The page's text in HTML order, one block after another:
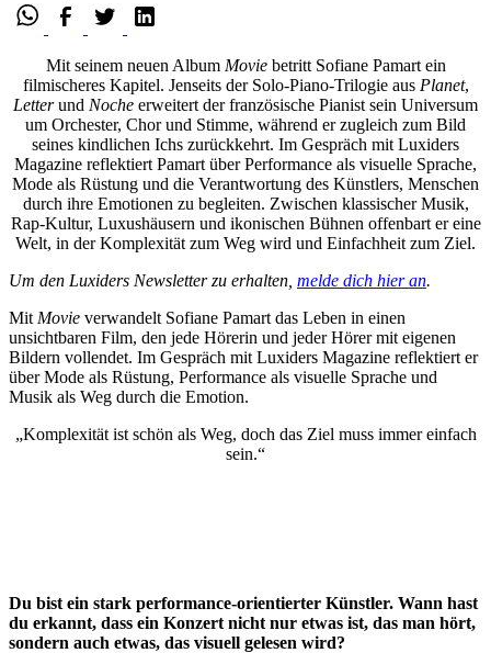
Mit seinem neuen Album Moviebetritt Sofiane Pamart ein
filmischeres Kapitel. Jenseits der Solo-Piano-Trilogie aus Planet,
Letterund Noche erweitert der französische Pianist sein Universum
um Orchester, Chor und Stimme, während er zugleich zum Bild
seines kindlichen Ichs zurückkehrt. Im Gespräch mit Luxiders
Magazine reflektiert Pamart über Performance als visuelle Sprache,
Mode als Rüstung und die Verantwortung des Künstlers, Menschen
durch ihre Emotionen zu begleiten. Zwischen klassischer Musik,
Rap-Kultur, Luxushäusern und ikonischen Bühnen offenbart er eine
Welt, in der Komplexität zum Weg wird und Einfachheit zum Ziel.
Um den Luxiders Newsletter zu erhalten, melde dich hier an.
Mit Movie verwandelt Sofiane Pamart das Leben in einen
unsichtbaren Film, den jede Hörerin und jeder Hörer mit eigenen
Bildern vollendet. Im Gespräch mit Luxiders Magazine reflektiert er
über Mode als Rüstung, Performance als visuelle Sprache und
Musik als Weg durch die Emotion.
„Komplexität ist schön als Weg, doch das Ziel muss immer einfach
sein.“
Du bist ein stark performance-orientierter Künstler. Wann hast
du erkannt, dass ein Konzert nicht nur etwas ist, das man hört,
sondern auch etwas, das visuell gelesen wird?